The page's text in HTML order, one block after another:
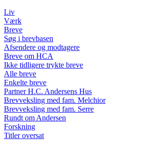
Liv
Værk
Breve
Søg i brevbasen
Afsendere og modtagere
Breve om HCA
Ikke tidligere trykte breve
Alle breve
Enkelte breve
Partner H.C. Andersens Hus
Brevveksling med fam. Melchior
Brevveksling med fam. Serre
Rundt om Andersen
Forskning
Titler oversat